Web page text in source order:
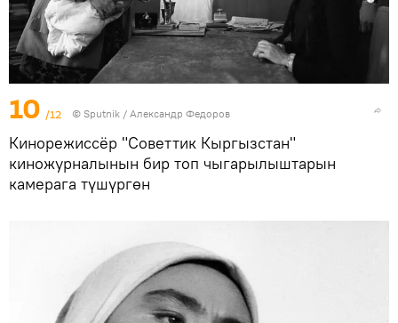
10 /12 © Sputnik / Александр Федоров
Кинорежиссёр "Советтик Кыргызстан"
киножурналынын бир топ чыгарылыштарын
камерага түшүргөн